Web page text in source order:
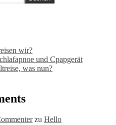
wir?
und Cpapgerät
was nun?
zu Hello